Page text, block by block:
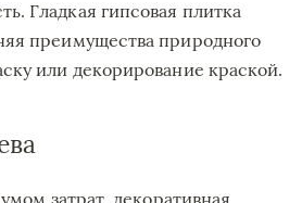
Гладкая гипсовая плитка
преимущества природного
или декорирование краской.